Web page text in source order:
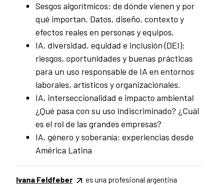
Sesgos algorítmicos: de dónde vienen y por
qué importan. Datos, diseño, contexto y
efectos reales en personas y equipos.
IA, diversidad, equidad e inclusión (DEI):
riesgos, oportunidades y buenas prácticas
para un uso responsable de IA en entornos
laborales, artísticos y organizacionales.
IA, interseccionalidad e impacto ambiental
¿Qué pasa con su uso indiscriminado? ¿Cuál
es el rol de las grandes empresas?
IA, género y soberanía: experiencias desde
América Latina
Ivana Feldfeber
es una profesional argentina